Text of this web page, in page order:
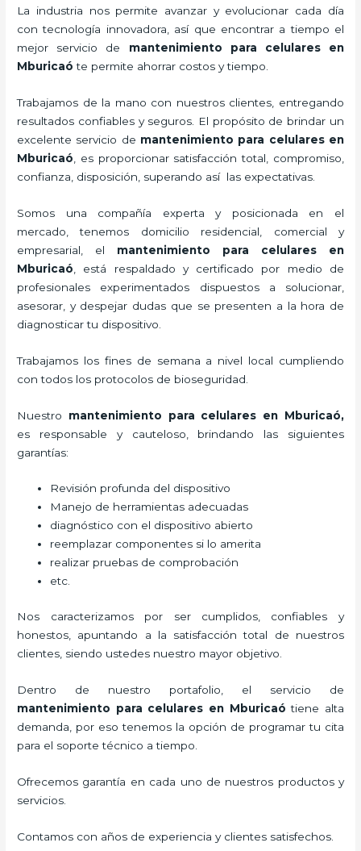
La industria nos permite avanzar y evolucionar cada día
con tecnología innovadora, así que encontrar a tiempo el
mejor servicio de mantenimiento para celulares en
Mburicaó te permite ahorrar costos y tiempo.
Trabajamos de la mano con nuestros clientes, entregando
resultados confiables y seguros. El propósito de brindar un
excelente servicio de mantenimiento para celulares en
Mburicaó , es proporcionar satisfacción total, compromiso,
confianza, disposición, superando así las expectativas.
Somos una compañía experta y posicionada en el
mercado, tenemos domicilio residencial, comercial y
empresarial, el mantenimiento para celulares en
Mburicaó , está respaldado y certificado por medio de
profesionales experimentados dispuestos a solucionar,
asesorar, y despejar dudas que se presenten a la hora de
diagnosticar tu dispositivo.
Trabajamos los fines de semana a nivel local cumpliendo
con todos los protocolos de bioseguridad.
Nuestro mantenimiento para celulares en Mburicaó,
es responsable y cauteloso, brindando las siguientes
garantías:
Revisión profunda del dispositivo
Manejo de herramientas adecuadas
diagnóstico con el dispositivo abierto
reemplazar componentes si lo amerita
realizar pruebas de comprobación
etc.
Nos caracterizamos por ser cumplidos, confiables y
honestos, apuntando a la satisfacción total de nuestros
clientes, siendo ustedes nuestro mayor objetivo.
Dentro de nuestro portafolio, el servicio de
mantenimiento para celulares en Mburicaó tiene alta
demanda, por eso tenemos la opción de programar tu cita
para el soporte técnico a tiempo.
Ofrecemos garantía en cada uno de nuestros productos y
servicios.
Contamos con años de experiencia y clientes satisfechos.